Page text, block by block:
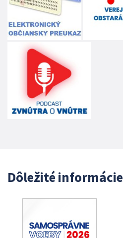
Dôležité informácie